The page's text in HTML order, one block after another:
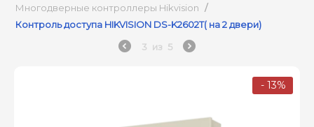
Многодверные контроллеры Hikvision /
Контроль доступа HIKVISION DS-K2602T( на 2 двери)
3 из 5
- 13%